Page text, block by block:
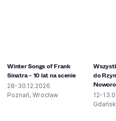
Winter Songs of Frank
Sinatra - 10 lat na scenie
28-30.12.2026
Poznań, Wrocław
do
12-